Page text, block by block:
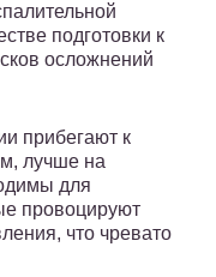
подготовки к
осложнений
прибегают к
лучше на
для
провоцируют
что чревато